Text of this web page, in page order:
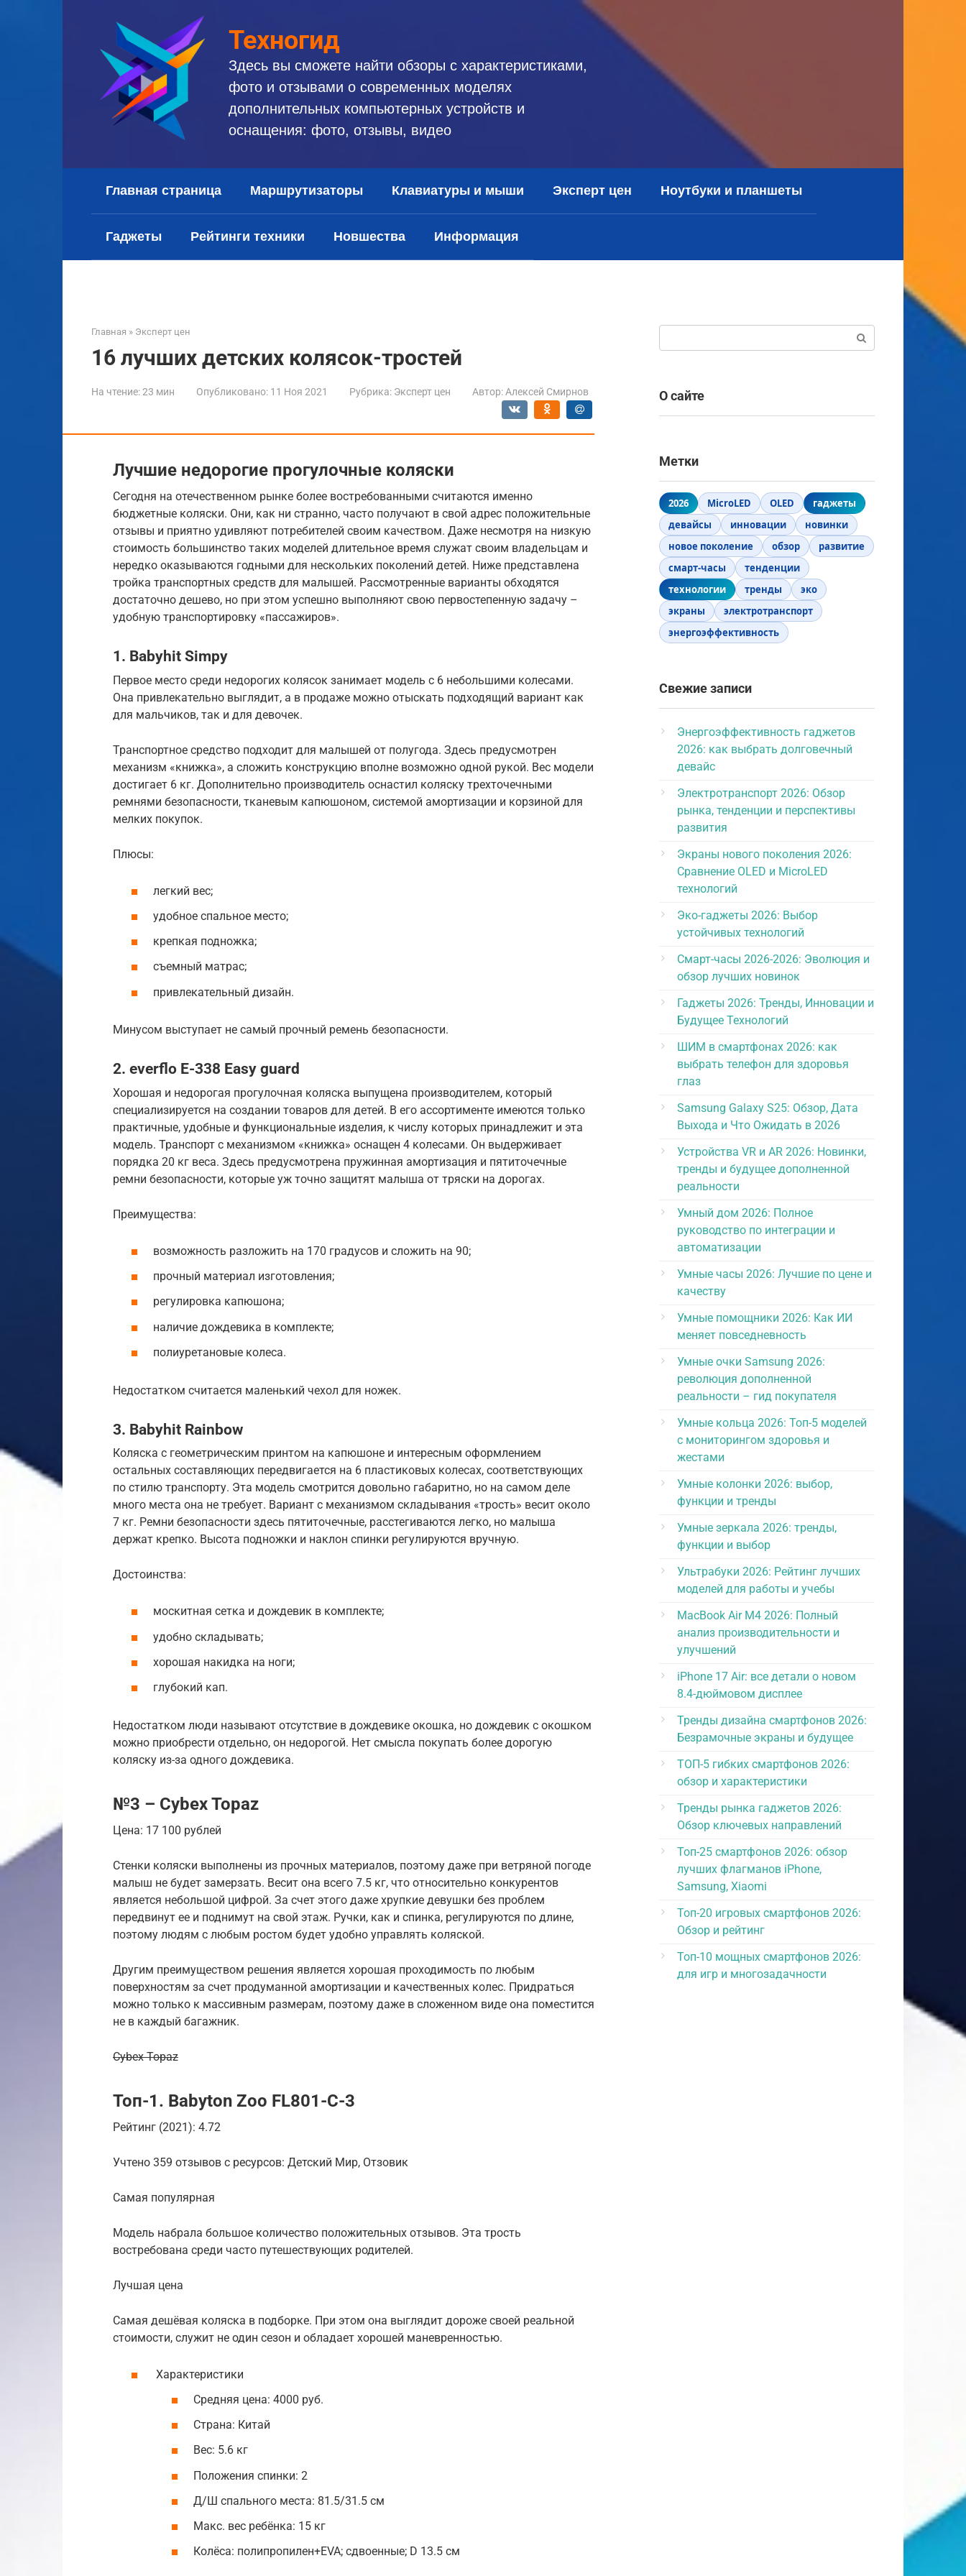
Техногид
Здесь вы сможете найти обзоры с характеристиками,
фото и отзывами о современных моделях
дополнительных компьютерных устройств и
оснащения: фото, отзывы, видео
Главная страница Маршрутизаторы Клавиатуры и мыши Эксперт цен Ноутбуки и планшеты
Гаджеты Рейтинги техники Новшества Информация
Главная » Эксперт цен
16 лучших детских колясок-тростей
На чтение:23 мин Опубликовано: 11 Ноя 2021 Рубрика: Эксперт цен Автор: Алексей Смирнов
Лучшие недорогие прогулочные коляски
Сегодня на отечественном рынке более востребованными считаются именно
бюджетные коляски. Они, как ни странно, часто получают в свой адрес положительные
отзывы и приятно удивляют потребителей своим качеством. Даже несмотря на низкую
стоимость большинство таких моделей длительное время служат своим владельцам и
нередко оказываются годными для нескольких поколений детей. Ниже представлена
тройка транспортных средств для малышей. Рассмотренные варианты обходятся
достаточно дешево, но при этом успешно выполняют свою первостепенную задачу –
удобную транспортировку «пассажиров».
1. Babyhit Simpy
Первое место среди недорогих колясок занимает модель с 6 небольшими колесами.
Она привлекательно выглядит, а в продаже можно отыскать подходящий вариант как
для мальчиков, так и для девочек.
Транспортное средство подходит для малышей от полугода. Здесь предусмотрен
механизм «книжка», а сложить конструкцию вполне возможно одной рукой. Вес модели
достигает 6 кг. Дополнительно производитель оснастил коляску трехточечными
ремнями безопасности, тканевым капюшоном, системой амортизации и корзиной для
мелких покупок.
Плюсы:
легкий вес;
удобное спальное место;
крепкая подножка;
съемный матрас;
привлекательный дизайн.
Минусом выступает не самый прочный ремень безопасности.
2. everflo E-338 Easy guard
Хорошая и недорогая прогулочная коляска выпущена производителем, который
специализируется на создании товаров для детей. В его ассортименте имеются только
практичные, удобные и функциональные изделия, к числу которых принадлежит и эта
модель. Транспорт с механизмом «книжка» оснащен 4 колесами. Он выдерживает
порядка 20 кг веса. Здесь предусмотрена пружинная амортизация и пятиточечные
ремни безопасности, которые уж точно защитят малыша от тряски на дорогах.
Преимущества:
возможность разложить на 170 градусов и сложить на 90;
прочный материал изготовления;
регулировка капюшона;
наличие дождевика в комплекте;
полиуретановые колеса.
Недостатком считается маленький чехол для ножек.
3. Babyhit Rainbow
Коляска с геометрическим принтом на капюшоне и интересным оформлением
остальных составляющих передвигается на 6 пластиковых колесах, соответствующих
по стилю транспорту. Эта модель смотрится довольно габаритно, но на самом деле
много места она не требует. Вариант с механизмом складывания «трость» весит около
7 кг. Ремни безопасности здесь пятиточечные, расстегиваются легко, но малыша
держат крепко. Высота подножки и наклон спинки регулируются вручную.
Достоинства:
москитная сетка и дождевик в комплекте;
удобно складывать;
хорошая накидка на ноги;
глубокий кап.
Недостатком люди называют отсутствие в дождевике окошка, но дождевик с окошком
можно приобрести отдельно, он недорогой. Нет смысла покупать более дорогую
коляску из-за одного дождевика.
№3 – Cybex Topaz
Цена: 17 100 рублей
Стенки коляски выполнены из прочных материалов, поэтому даже при ветряной погоде
малыш не будет замерзать. Весит она всего 7.5 кг, что относительно конкурентов
является небольшой цифрой. За счет этого даже хрупкие девушки без проблем
передвинут ее и поднимут на свой этаж. Ручки, как и спинка, регулируются по длине,
поэтому людям с любым ростом будет удобно управлять коляской.
Другим преимуществом решения является хорошая проходимость по любым
поверхностям за счет продуманной амортизации и качественных колес. Придраться
можно только к массивным размерам, поэтому даже в сложенном виде она поместится
не в каждый багажник.
Cybex Topaz
Топ-1. Babyton Zoo FL801-C-3
Рейтинг (2021): 4.72
Учтено 359 отзывов с ресурсов: Детский Мир, Отзовик
Самая популярная
Модель набрала большое количество положительных отзывов. Эта трость
востребована среди часто путешествующих родителей.
Лучшая цена
Самая дешёвая коляска в подборке. При этом она выглядит дороже своей реальной
стоимости, служит не один сезон и обладает хорошей маневренностью.
Характеристики
Средняя цена: 4000 руб.
Страна: Китай
Вес: 5.6 кг
Положения спинки: 2
Д/Ш спального места: 81.5/31.5 см
Макс. вес ребёнка: 15 кг
Колёса: полипропилен+EVA; сдвоенные; D 13.5 см
О сайте
Метки
2026 MicroLED OLED
гаджеты
девайсы
инновации
новинки
новое поколение
обзор
развитие
смарт-часы
тенденции
технологии
тренды
эко
экраны
электротранспорт
энергоэффективность
Свежие записи
Энергоэффективность гаджетов
2026: как выбрать долговечный
девайс
Электротранспорт 2026: Обзор
рынка, тенденции и перспективы
развития
Экраны нового поколения 2026:
Сравнение OLED и MicroLED
технологий
Эко-гаджеты 2026: Выбор
устойчивых технологий
Смарт-часы 2026-2026: Эволюция и
обзор лучших новинок
Гаджеты 2026: Тренды, Инновации и
Будущее Технологий
ШИМ в смартфонах 2026: как
выбрать телефон для здоровья
глаз
Samsung Galaxy S25: Обзор, Дата
Выхода и Что Ожидать в 2026
Устройства VR и AR 2026: Новинки,
тренды и будущее дополненной
реальности
Умный дом 2026: Полное
руководство по интеграции и
автоматизации
Умные часы 2026: Лучшие по цене и
качеству
Умные помощники 2026: Как ИИ
меняет повседневность
Умные очки Samsung 2026:
революция дополненной
реальности – гид покупателя
Умные кольца 2026: Топ-5 моделей
с мониторингом здоровья и
жестами
Умные колонки 2026: выбор,
функции и тренды
Умные зеркала 2026: тренды,
функции и выбор
Ультрабуки 2026: Рейтинг лучших
моделей для работы и учебы
MacBook Air M4 2026: Полный
анализ производительности и
улучшений
iPhone 17 Air: все детали о новом
8.4-дюймовом дисплее
Тренды дизайна смартфонов 2026:
Безрамочные экраны и будущее
ТОП-5 гибких смартфонов 2026:
обзор и характеристики
Тренды рынка гаджетов 2026:
Обзор ключевых направлений
Топ-25 смартфонов 2026: обзор
лучших флагманов iPhone,
Samsung, Xiaomi
Топ-20 игровых смартфонов 2026:
Обзор и рейтинг
Топ-10 мощных смартфонов 2026:
для игр и многозадачности